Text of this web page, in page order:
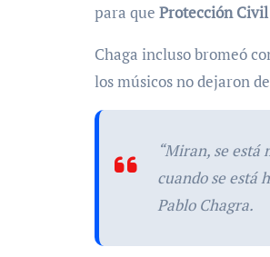
para que Protección Civil
Chaga incluso bromeó
los músicos no dejaron
“Miran, se está
cuando se está
Pablo Chagra.